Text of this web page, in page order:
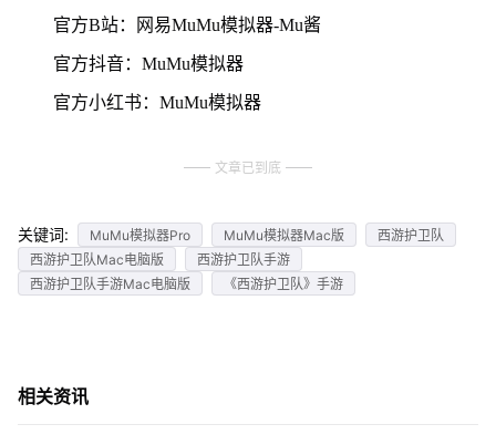
官方B站：网易MuMu模拟器-Mu酱
官方抖音：MuMu模拟器
官方小红书：MuMu模拟器
文章已到底
关键词: MuMu模拟器Pro MuMu模拟器Mac版
西游护卫队
西游护卫队Mac电脑版
西游护卫队手游
西游护卫队手游Mac电脑版
《西游护卫队》手游
相关资讯